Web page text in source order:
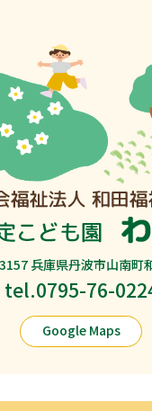
兵庫県丹波市山南町
tel.0795-76-
Google Maps